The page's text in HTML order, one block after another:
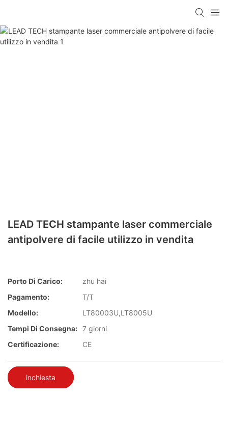
LEAD TECH stampante laser commerciale
antipolvere di facile utilizzo in vendita
Porto Di Carico:
zhu hai
Pagamento:
T/T
Modello:
LT80003U,LT8005U
Tempi Di Consegna: 7 giorni
Certificazione:
CE
inchiesta